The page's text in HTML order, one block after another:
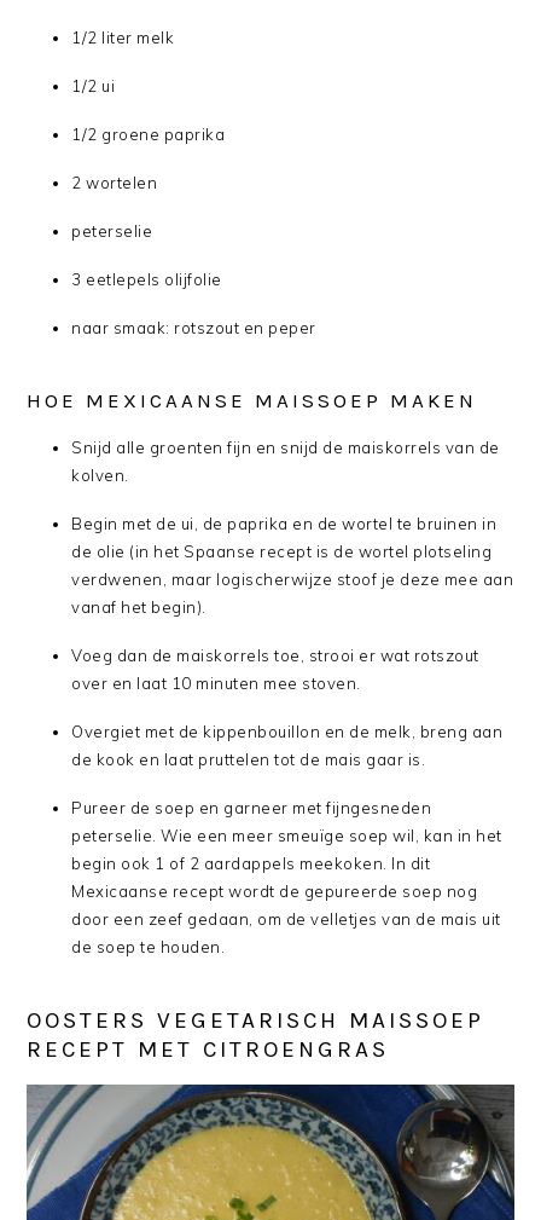
1/2 liter melk
1/2 ui
1/2 groene paprika
2 wortelen
peterselie
3 eetlepels olijfolie
naar smaak: rotszout en peper
HOE MEXICAANSE MAISSOEP MAKEN
Snijd alle groenten fijn en snijd de maiskorrels van de
kolven.
Begin met de ui, de paprika en de wortel te bruinen in
de olie (in het Spaanse recept is de wortel plotseling
verdwenen, maar logischerwijze stoof je deze mee aan
vanaf het begin).
Voeg dan de maiskorrels toe, strooi er wat rotszout
over en laat 10 minuten mee stoven.
Overgiet met de kippenbouillon en de melk, breng aan
de kook en laat pruttelen tot de mais gaar is.
Pureer de soep en garneer met fijngesneden
peterselie. Wie een meer smeuïge soep wil, kan in het
begin ook 1 of 2 aardappels meekoken. In dit
Mexicaanse recept wordt de gepureerde soep nog
door een zeef gedaan, om de velletjes van de mais uit
de soep te houden.
OOSTERS VEGETARISCH MAISSOEP
RECEPT MET CITROENGRAS